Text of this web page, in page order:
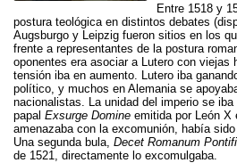
Entre 1518 y
postura teológica en distintos debates
Augsburgo y Leipzig fueron sitios en los
frente a representantes de la postura
oponentes era asociar a Lutero con viejas
tensión iba en aumento. Lutero iba
político, y muchos en Alemania se
nacionalistas. La unidad del imperio se
papal Exsurge Domine emitida por León X
amenazaba con la excomunión, había
Una segunda bula, Decet Romanum
de 1521, directamente lo excomulgaba.